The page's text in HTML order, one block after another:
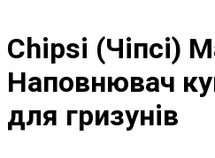
Chipsi (Чіпсі)
Наповнювач
для гризунів